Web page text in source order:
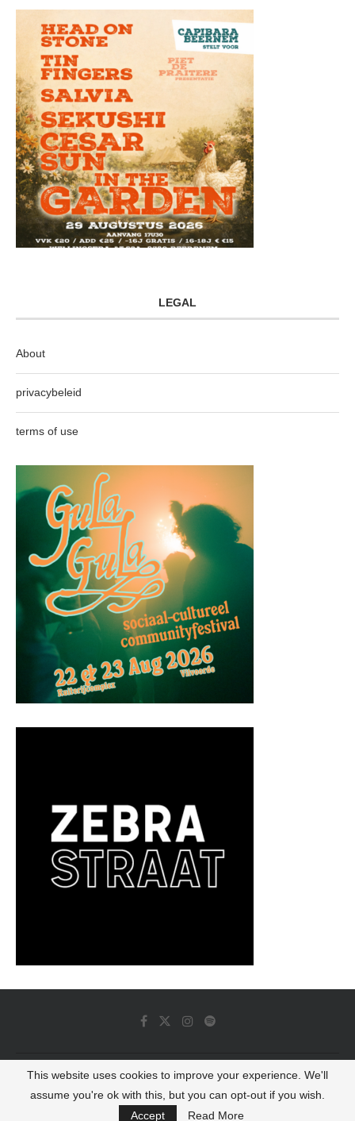
LEGAL
About
privacybeleid
terms of use
© 2022 - Luminous Dash All Rights Reserved
BACK TO TOP
This website uses cookies to improve your experience. We'll
assume you're ok with this, but you can opt-out if you wish.
Accept
Read More